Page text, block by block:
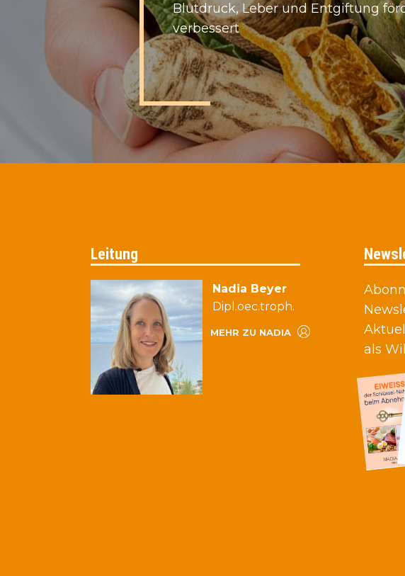
Blutdruck, Leber und Entgiftung
verbessert
Leitung
Nadia Beyer
Dipl.oec.troph.
MEHR ZU NADIA
als